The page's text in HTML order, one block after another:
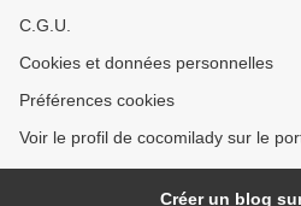
C.G.U.
Cookies et données personnelles
Préférences cookies
Voir le profil de cocomilady sur le
Créer un blog